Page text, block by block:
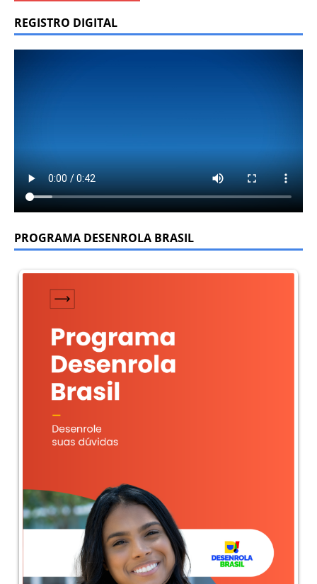
REGISTRO DIGITAL
PROGRAMA DESENROLA BRASIL